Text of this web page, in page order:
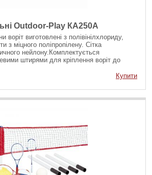
Outdoor-Play КА250A
воріт виготовлені з полівінілхлориду,
з міцного поліпропілену. Сітка
нейлону.Комплектується
штирями для кріплення воріт до
Купити